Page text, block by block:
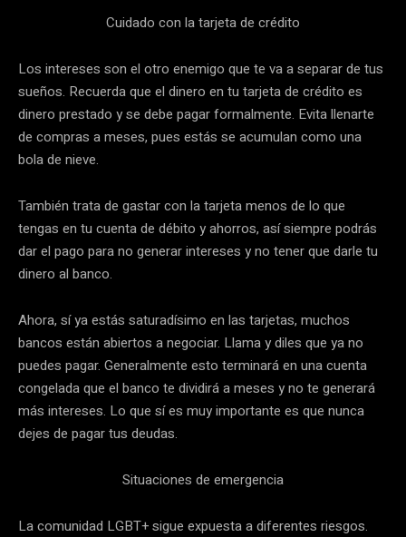
Cuidado con la tarjeta de crédito
Los intereses son el otro enemigo que te va a separar de tus
sueños. Recuerda que el dinero en tu tarjeta de crédito es
dinero prestado y se debe pagar formalmente. Evita llenarte
de compras a meses, pues estás se acumulan como una
bola de nieve.
También trata de gastar con la tarjeta menos de lo que
tengas en tu cuenta de débito y ahorros, así siempre podrás
dar el pago para no generar intereses y no tener que darle tu
dinero al banco.
Ahora, sí ya estás saturadísimo en las tarjetas, muchos
bancos están abiertos a negociar. Llama y diles que ya no
puedes pagar. Generalmente esto terminará en una cuenta
congelada que el banco te dividirá a meses y no te generará
más intereses. Lo que sí es muy importante es que nunca
dejes de pagar tus deudas.
Situaciones de emergencia
La comunidad LGBT+ sigue expuesta a diferentes riesgos.